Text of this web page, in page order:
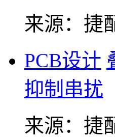
来源：捷
PCB设计
抑制串扰
来源：捷